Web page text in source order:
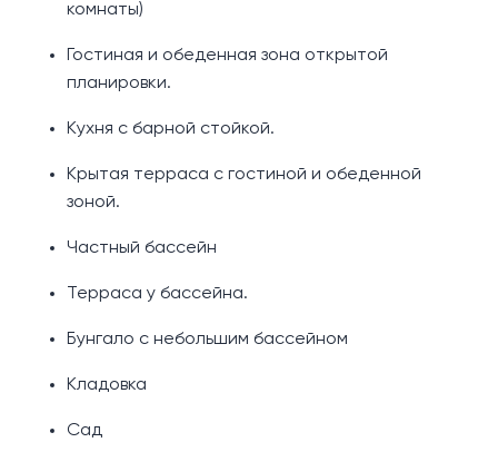
комнаты)
Гостиная и обеденная зона открытой
планировки.
Кухня с барной стойкой.
Крытая терраса с гостиной и обеденной
зоной.
Частный бассейн
Терраса у бассейна.
Бунгало с небольшим бассейном
Кладовка
Сад